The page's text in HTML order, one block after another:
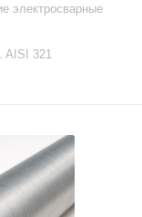
электросварные
AISI 321